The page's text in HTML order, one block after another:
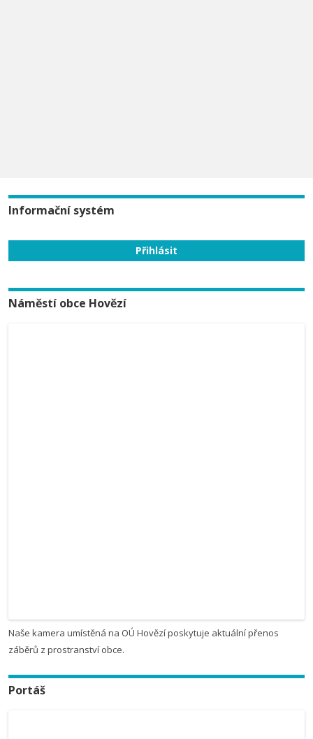
Informační systém
Náměstí obce Hovězí
Naše kamera umístěná na OÚ Hovězí poskytuje aktuální přenos
záběrů z prostranství obce.
Portáš